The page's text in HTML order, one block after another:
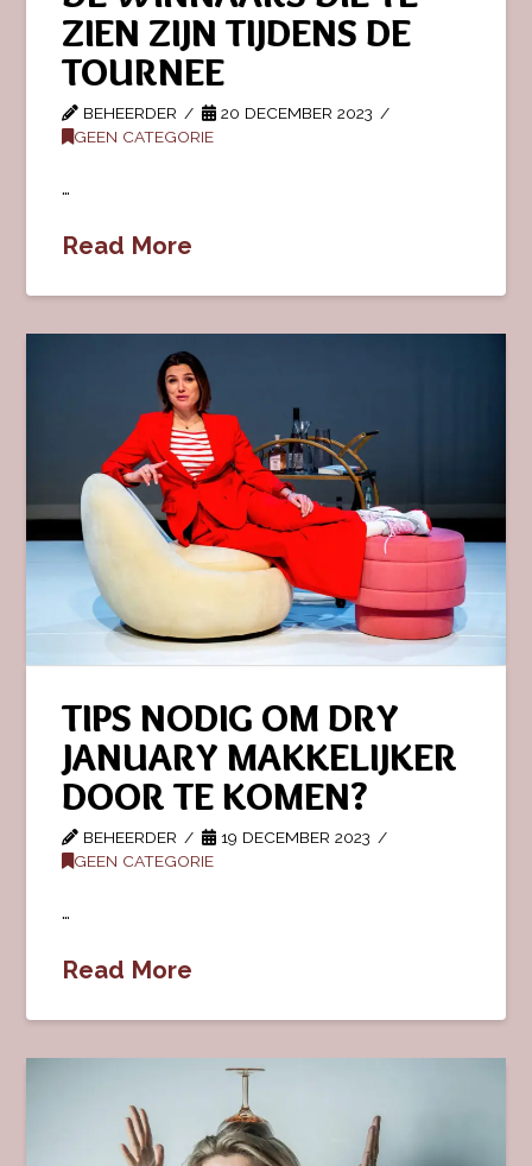
ZIEN ZIJN TIJDENS DE
TOURNEE
BEHEERDER
20 DECEMBER 2023
GEEN CATEGORIE
…
Read More
TIPS NODIG OM DRY
JANUARY MAKKELIJKER
DOOR TE KOMEN?
BEHEERDER
19 DECEMBER 2023
GEEN CATEGORIE
…
Read More